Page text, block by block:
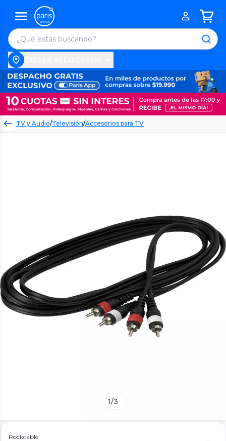
TV y Audio/Televisión/Accesorios para TV
1/3
Rockcable